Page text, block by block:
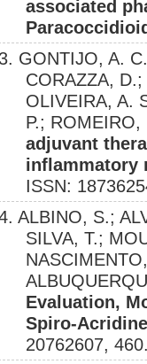
associated
3. GONTIJO, A.
CORAZZA,
OLIVEIRA, A.
P.;
adjuvant
inflammatory
ISSN:
ALBINO, S.;
SILVA, T.;
Evaluation,
Spiro-
20762607,